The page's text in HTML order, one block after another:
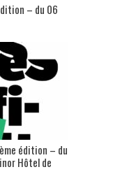
– du 06
édition – du
Hôtel de